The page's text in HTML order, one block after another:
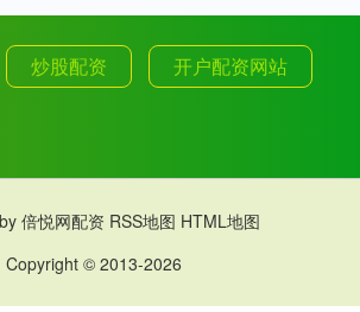
炒股配资 开户配资网站
倍悦网配资 RSS地图 HTML地图
Copyright © 2013-2026